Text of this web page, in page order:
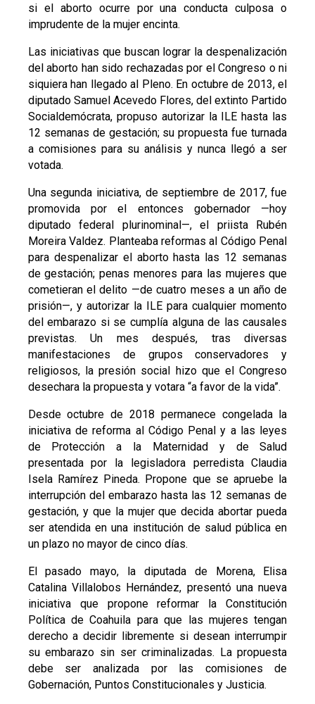
si el aborto ocurre por una conducta culposa o
imprudente de la mujer encinta.
Las iniciativas que buscan lograr la despenalización
del aborto han sido rechazadas por el Congreso o ni
siquiera han llegado al Pleno. En octubre de 2013, el
diputado Samuel Acevedo Flores, del extinto Partido
Socialdemócrata, propuso autorizar la ILE hasta las
12 semanas de gestación; su propuesta fue turnada
a comisiones para su análisis y nunca llegó a ser
votada.
Una segunda iniciativa, de septiembre de 2017, fue
promovida por el entonces gobernador —hoy
diputado federal plurinominal—, el priista Rubén
Moreira Valdez. Planteaba reformas al Código Penal
para despenalizar el aborto hasta las 12 semanas
de gestación; penas menores para las mujeres que
cometieran el delito —de cuatro meses a un año de
prisión—, y autorizar la ILE para cualquier momento
del embarazo si se cumplía alguna de las causales
previstas. Un mes después, tras diversas
manifestaciones de grupos conservadores y
religiosos, la presión social hizo que el Congreso
desechara la propuesta y votara “a favor de la vida”.
Desde octubre de 2018 permanece congelada la
iniciativa de reforma al Código Penal y a las leyes
de Protección a la Maternidad y de Salud
presentada por la legisladora perredista Claudia
Isela Ramírez Pineda. Propone que se apruebe la
interrupción del embarazo hasta las 12 semanas de
gestación, y que la mujer que decida abortar pueda
ser atendida en una institución de salud pública en
un plazo no mayor de cinco días.
El pasado mayo, la diputada de Morena, Elisa
Catalina Villalobos Hernández, presentó una nueva
iniciativa que propone reformar la Constitución
Política de Coahuila para que las mujeres tengan
derecho a decidir libremente si desean interrumpir
su embarazo sin ser criminalizadas. La propuesta
debe ser analizada por las comisiones de
Gobernación, Puntos Constitucionales y Justicia.